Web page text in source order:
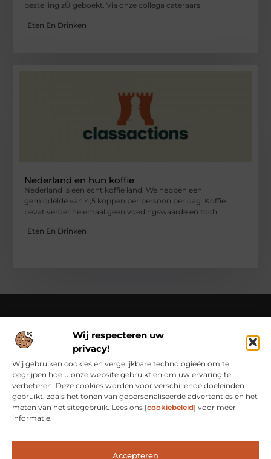
Wij respecteren uw
privacy!
Wij gebruiken cookies en vergelijkbare technologieën om te
begrijpen hoe u onze website gebruikt en om uw ervaring te
verbeteren. Deze cookies worden voor verschillende doeleinden
gebruikt, zoals het tonen van gepersonaliseerde advertenties en het
meten van het sitegebruik. Lees ons [cookiebeleid] voor meer
informatie.
Accepteren
bestelling zÛ geboekt. Via onze collega cateraars
Eten En Drinken
Nederland en hun koffie
Nederland is een echt koffie land. We hebben een
gemiddelde van 4,5 koppen per persoon per dag. Koffie
bevat verder helemaal geen voedingswaarde en toch
Eten En Drinken
Over Class Actions
Classactions.nl – Van dagelijkse inspiratie tot bijzondere
verhalen.
Verken artikelen en blogs die je informeren,
inspireren en bewust maken van alles wat er speelt in de
wereld.
Bericht categorie